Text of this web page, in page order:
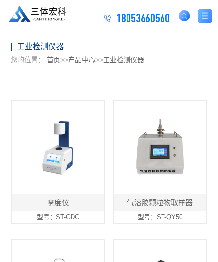
18053660560
工业检测仪器
您的位置： 首页>>产品中心>>工业检测仪器
雾度仪
型号：ST-GDC
气溶胶颗粒物取样器
型号：ST-QY50